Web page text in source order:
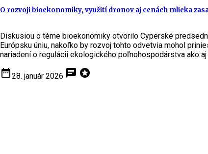
O rozvoji bioekonomiky, využití dronov aj cenách mlieka
Diskusiou o téme bioekonomiky otvorilo Cyperské
Európsku úniu, nakoľko by rozvoj tohto odvetvia mohol
nariadení o regulácii ekologického poľnohospodárstva ako
date_range28. január 2026 chat stars